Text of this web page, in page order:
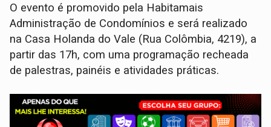
O evento é promovido pela Habitamais
Administração de Condomínios e será realizado
na Casa Holanda do Vale (Rua Colômbia, 4219), a
partir das 17h, com uma programação recheada
de palestras, painéis e atividades práticas.